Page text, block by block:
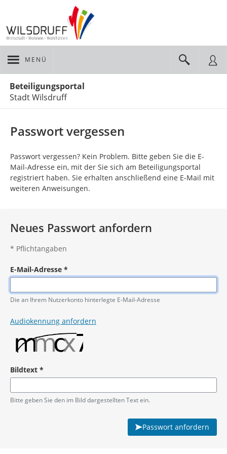
MENÜ
Beteiligungsportal
Stadt Wilsdruff
Passwort vergessen
Passwort vergessen? Kein Problem. Bitte geben Sie die E-
Mail-Adresse ein, mit der Sie sich am Beteiligungsportal
registriert haben. Sie erhalten anschließend eine E-Mail mit
weiteren Anweisungen.
Neues Passwort anfordern
* Pflichtangaben
E-Mail-Adresse *
Pflichtangabe
Die an Ihrem Nutzerkonto hinterlegte E-Mail-Adresse
Audiokennung anfordern
Bildtext *
Pflichtangabe
Bitte geben Sie den im Bild dargestellten Text ein.
Passwort anfordern